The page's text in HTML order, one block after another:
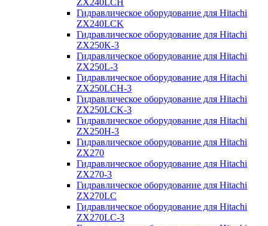
ZX240LCH
Гидравлическое оборудование для Hitachi
ZX240LCK
Гидравлическое оборудование для Hitachi
ZX250K-3
Гидравлическое оборудование для Hitachi
ZX250L-3
Гидравлическое оборудование для Hitachi
ZX250LCH-3
Гидравлическое оборудование для Hitachi
ZX250LCK-3
Гидравлическое оборудование для Hitachi
ZX250Н-3
Гидравлическое оборудование для Hitachi
ZX270
Гидравлическое оборудование для Hitachi
ZX270-3
Гидравлическое оборудование для Hitachi
ZX270LC
Гидравлическое оборудование для Hitachi
ZX270LC-3